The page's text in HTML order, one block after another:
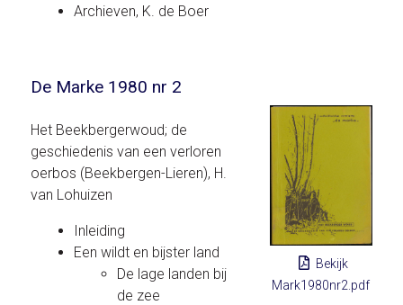
Archieven, K. de Boer
De Marke 1980 nr 2
Bekijk
Mark1980nr2.pdf
Het Beekbergerwoud; de
geschiedenis van een verloren
oerbos (Beekbergen-Lieren), H.
van Lohuizen
Inleiding
Een wildt en bijster land
De lage landen bij
de zee